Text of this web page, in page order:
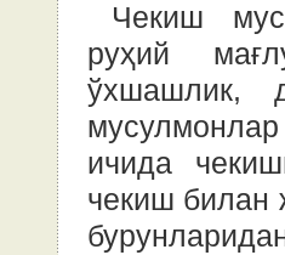
Чекиш
руҳий
ўхшашлик,
ичида
чекиш билан